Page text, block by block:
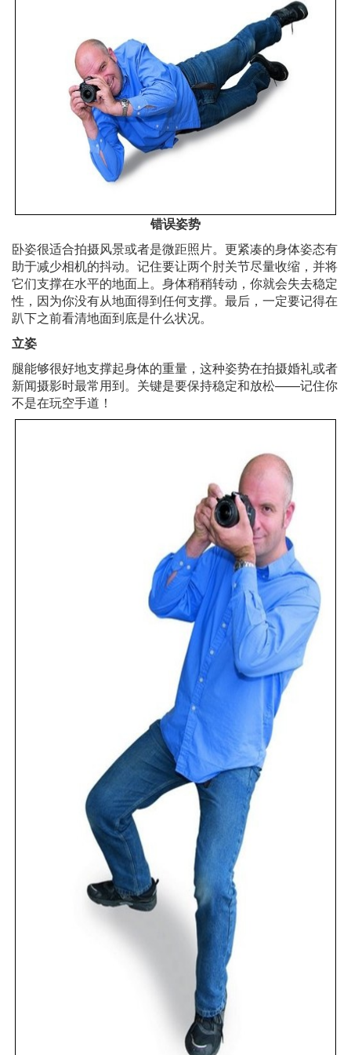
错误姿势
卧姿很适合拍摄风景或者是微距照片。更紧凑的身体姿态有
助于减少相机的抖动。记住要让两个肘关节尽量收缩，并将
它们支撑在水平的地面上。身体稍稍转动，你就会失去稳定
性，因为你没有从地面得到任何支撑。最后，一定要记得在
趴下之前看清地面到底是什么状况。
立姿
腿能够很好地支撑起身体的重量，这种姿势在拍摄婚礼或者
新闻摄影时最常用到。关键是要保持稳定和放松——记住你
不是在玩空手道！